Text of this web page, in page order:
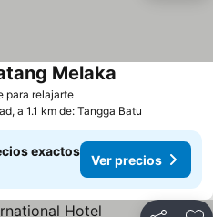
para relajarteVer precios
Melaka
a 1.1 km de: Tangga Batu
exactos
Ver precios